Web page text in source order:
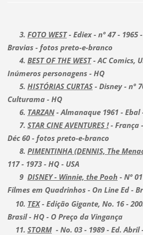
3. FOTO WEST- Ediex - nº 47 - 1965
Bravias - fotos preto-e-branco
4. BEST OF THE WEST- AC Comics,
Inúmeros personagens - HQ
5. HISTÓRIAS CURTAS- Disney - nº
Culturama - HQ
6. TARZAN- Almanaque 1961 - Ebal
7. STAR CINE AVENTURES !- França
Déc 60 - fotos preto-e-branco
8. PIMENTINHA (DENNIS, The
117 - 1973 - HQ - USA
9 DISNEY - Winnie, the Pooh- Nº
Filmes em Quadrinhos - On Line Ed -
10. TEX- Edição Gigante, No. 16 -
Brasil - HQ - O Preço da Vingança
11. STORM- No. 03 - 1989 - Ed. Abril